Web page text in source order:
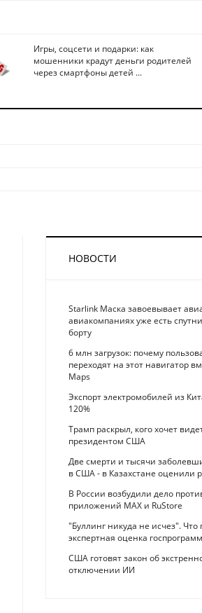
Игры, соцсети и подарки: как
мошенники крадут деньги родителей
через смартфоны детей ...
НОВОСТИ
Starlink Маска завоевывает
авиакомпаниях уже есть
борту
6 млн загрузок: почему
переходят на этот навигатор
Maps
Экспорт электромобилей из
120%
Трамп раскрыл, кого хочет
президентом США
Две смерти и тысячи
в США - в Казахстане оценили
В России возбудили дело
приложений MAX и RuStore
"Буллинг никуда не исчез". Что
экспертная оценка
США готовят закон об
отключении ИИ